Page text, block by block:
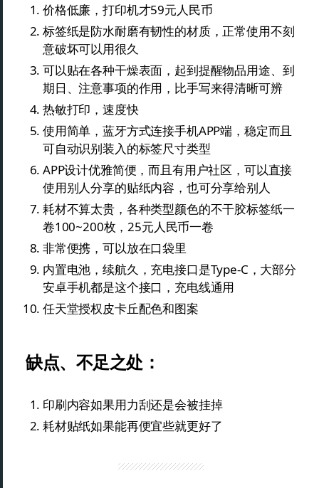
价格低廉，打印机才59元人民币
标签纸是防水耐磨有韧性的材质，正常使用不刻
意破坏可以用很久
可以贴在各种干燥表面，起到提醒物品用途、到
期日、注意事项的作用，比手写来得清晰可辨
热敏打印，速度快
使用简单，蓝牙方式连接手机APP端，稳定而且
可自动识别装入的标签尺寸类型
APP设计优雅简便，而且有用户社区，可以直接
使用别人分享的贴纸内容，也可分享给别人
耗材不算太贵，各种类型颜色的不干胶标签纸一
卷100~200枚，25元人民币一卷
非常便携，可以放在口袋里
内置电池，续航久，充电接口是Type-C，大部分
安卓手机都是这个接口，充电线通用
任天堂授权皮卡丘配色和图案
缺点、不足之处：
印刷内容如果用力刮还是会被挂掉
耗材贴纸如果能再便宜些就更好了